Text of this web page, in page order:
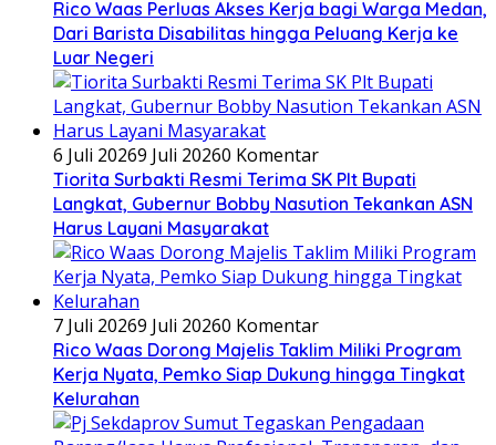
Rico Waas Perluas Akses Kerja bagi Warga Medan,
Dari Barista Disabilitas hingga Peluang Kerja ke
Luar Negeri
6 Juli 20269 Juli 20260 Komentar
Tiorita Surbakti Resmi Terima SK Plt Bupati
Langkat, Gubernur Bobby Nasution Tekankan ASN
Harus Layani Masyarakat
7 Juli 20269 Juli 20260 Komentar
Rico Waas Dorong Majelis Taklim Miliki Program
Kerja Nyata, Pemko Siap Dukung hingga Tingkat
Kelurahan